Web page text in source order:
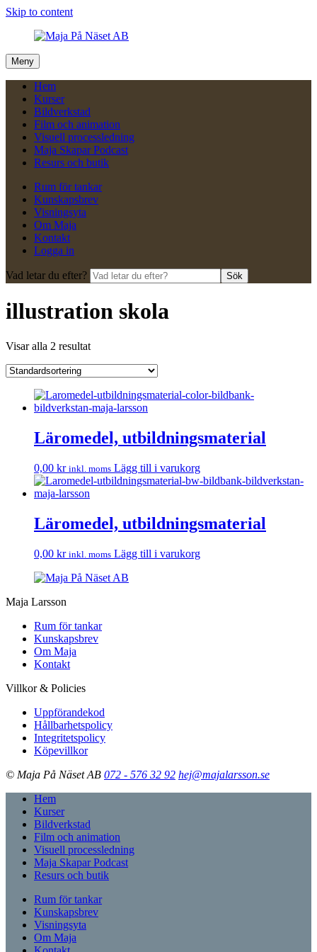
Skip to content
Meny
Hem
Kurser
Bildverkstad
Film och animation
Visuell processledning
Maja Skapar Podcast
Resurs och butik
Rum för tankar
Kunskapsbrev
Visningsyta
Om Maja
Kontakt
Logga in
Vad letar du efter? Sök
illustration skola
Visar alla 2 resultat
Läromedel, utbildningsmaterial
0,00 kr inkl. moms Lägg till i varukorg
Läromedel, utbildningsmaterial
0,00 kr inkl. moms Lägg till i varukorg
Maja Larsson
Rum för tankar
Kunskapsbrev
Om Maja
Kontakt
Villkor & Policies
Uppförandekod
Hållbarhetspolicy
Integritetspolicy
Köpevillkor
© Maja På Näset AB 072 - 576 32 92 hej@majalarsson.se
Hem
Kurser
Bildverkstad
Film och animation
Visuell processledning
Maja Skapar Podcast
Resurs och butik
Rum för tankar
Kunskapsbrev
Visningsyta
Om Maja